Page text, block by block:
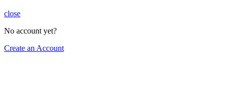
close
No account yet?
Create an Account